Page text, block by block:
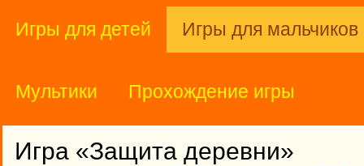
Игры для детей Игры для мальчиков
Мультики Прохождение игры
Игра «Защита деревни»